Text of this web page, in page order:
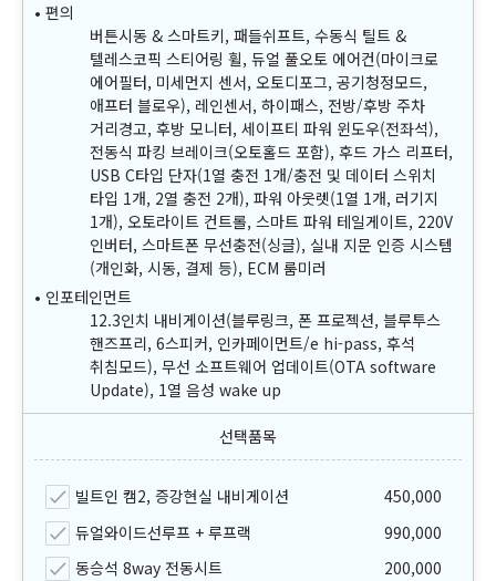
편의
버튼시동 & 스마트키, 패들쉬프트, 수동식 틸트 &
텔레스코픽 스티어링 휠, 듀얼 풀오토 에어컨(마이크로
에어필터, 미세먼지 센서, 오토디포그, 공기청정모드,
애프터 블로우), 레인센서, 하이패스, 전방/후방 주차
거리경고, 후방 모니터, 세이프티 파워 윈도우(전좌석),
전동식 파킹 브레이크(오토홀드 포함), 후드 가스 리프터,
USB C타입 단자(1열 충전 1개/충전 및 데이터 스위치
타입 1개, 2열 충전 2개), 파워 아웃렛(1열 1개, 러기지
1개), 오토라이트 컨트롤, 스마트 파워 테일게이트, 220V
인버터, 스마트폰 무선충전(싱글), 실내 지문 인증 시스템
(개인화, 시동, 결제 등), ECM 룸미러
인포테인먼트
12.3인치 내비게이션(블루링크, 폰 프로젝션, 블루투스
핸즈프리, 6스피커, 인카페이먼트/e hi-pass, 후석
취침모드), 무선 소프트웨어 업데이트(OTA software
Update), 1열 음성 wake up
빌트인 캠2, 증강현실 내비게이션
450,000
듀얼와이드선루프 + 루프랙
990,000
동승석 8way 전동시트
200,000